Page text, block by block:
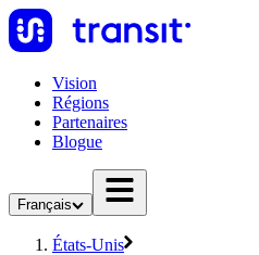
Vision
Régions
Partenaires
Blogue
Français
États-Unis